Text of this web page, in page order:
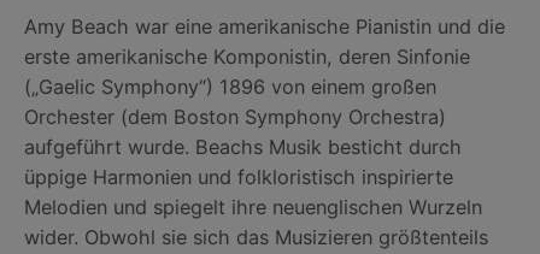
Amy Beach war eine amerikanische Pianistin und die
erste amerikanische Komponistin, deren Sinfonie
(„Gaelic Symphony“) 1896 von einem großen
Orchester (dem Boston Symphony Orchestra)
aufgeführt wurde. Beachs Musik besticht durch
üppige Harmonien und folkloristisch inspirierte
Melodien und spiegelt ihre neuenglischen Wurzeln
wider. Obwohl sie sich das Musizieren größtenteils